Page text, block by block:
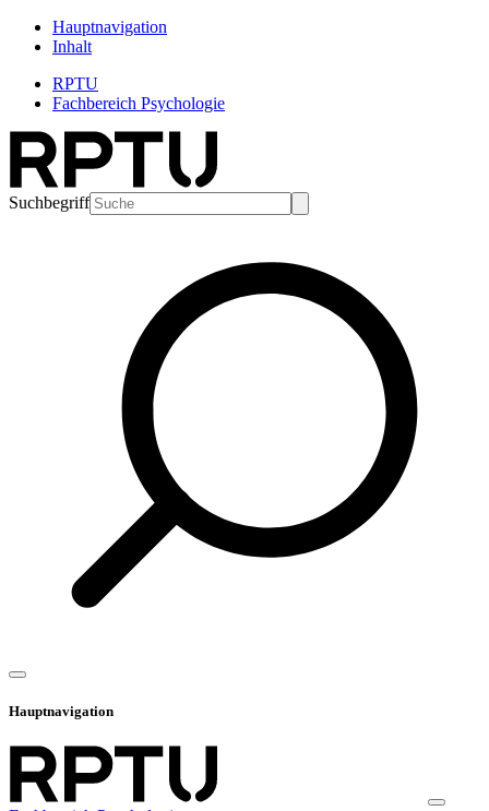
Hauptnavigation
Inhalt
RPTU
Fachbereich Psychologie
Suchbegriff
Hauptnavigation